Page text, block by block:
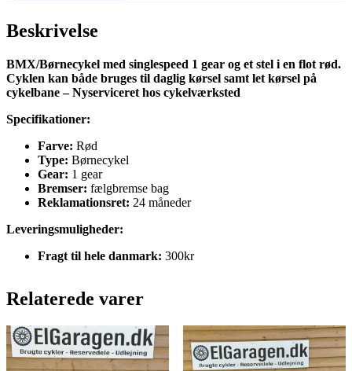
Beskrivelse
BMX/Børnecykel med singlespeed 1 gear og et stel i en flot rød.
Cyklen kan både bruges til daglig kørsel samt let kørsel på
cykelbane – Nyserviceret hos cykelværksted
Specifikationer:
Farve: Rød
Type: Børnecykel
Gear: 1 gear
Bremser: fælgbremse bag
Reklamationsret: 24 måneder
Leveringsmuligheder:
Fragt til hele danmark: 300kr
Relaterede varer